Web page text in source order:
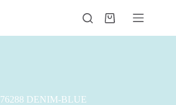
Winkelwagen
76288 DENIM-BLUE